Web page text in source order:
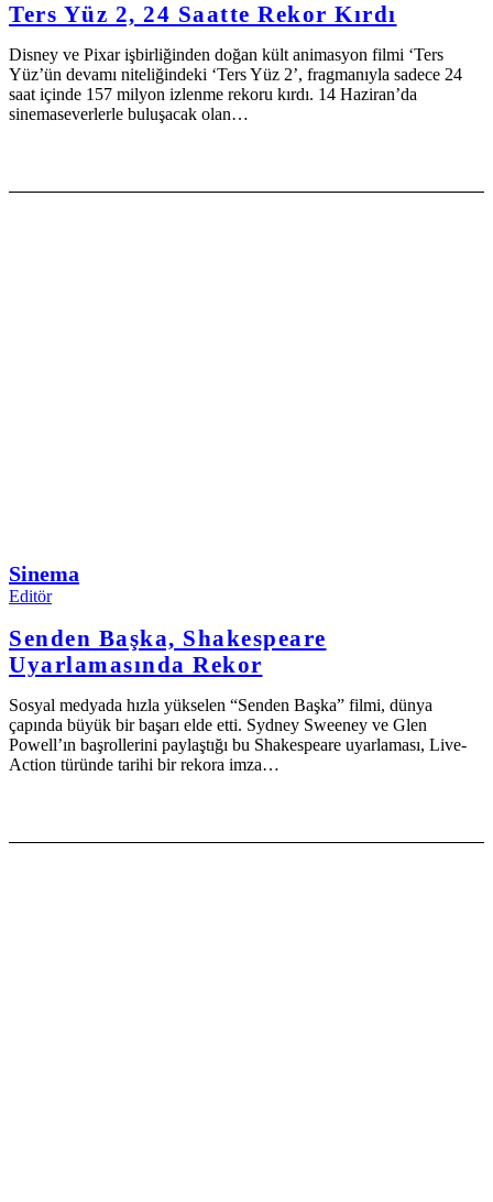
Ters Yüz 2, 24 Saatte Rekor Kırdı
Disney ve Pixar işbirliğinden doğan kült animasyon filmi ‘Ters
Yüz’ün devamı niteliğindeki ‘Ters Yüz 2’, fragmanıyla sadece 24
saat içinde 157 milyon izlenme rekoru kırdı. 14 Haziran’da
sinemaseverlerle buluşacak olan…
Sinema
Editör
Senden Başka, Shakespeare
Uyarlamasında Rekor
Sosyal medyada hızla yükselen “Senden Başka” filmi, dünya
çapında büyük bir başarı elde etti. Sydney Sweeney ve Glen
Powell’ın başrollerini paylaştığı bu Shakespeare uyarlaması, Live-
Action türünde tarihi bir rekora imza…